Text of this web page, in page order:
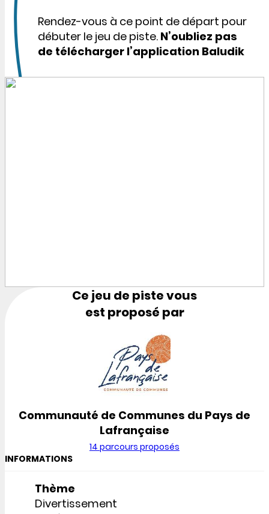
Rendez-vous à ce point de départ pour
débuter le jeu de piste. N’oubliez pas
de télécharger l’application Baludik
Ce jeu de piste vous
est proposé par
Communauté de Communes du Pays de
Lafrançaise
14 parcours proposés
INFORMATIONS
Thème
Divertissement